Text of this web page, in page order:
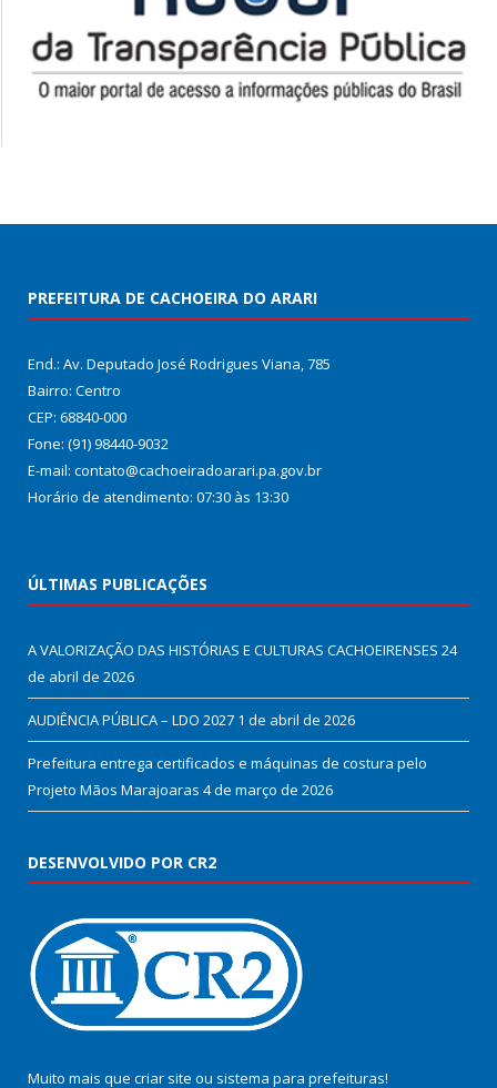
PREFEITURA DE CACHOEIRA DO ARARI
End.: Av. Deputado José Rodrigues Viana, 785
Bairro: Centro
CEP: 68840-000
Fone: (91) 98440-9032
E-mail: contato@cachoeiradoarari.pa.gov.br
Horário de atendimento: 07:30 às 13:30
ÚLTIMAS PUBLICAÇÕES
A VALORIZAÇÃO DAS HISTÓRIAS E CULTURAS CACHOEIRENSES 24
de abril de 2026
AUDIÊNCIA PÚBLICA – LDO 2027 1 de abril de 2026
Prefeitura entrega certificados e máquinas de costura pelo
Projeto Mãos Marajoaras 4 de março de 2026
DESENVOLVIDO POR CR2
Muito mais que criar site ou sistema para prefeituras!